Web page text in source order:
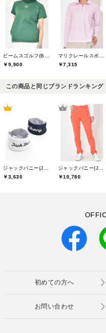
￥9,900
￥7,315
この商品と同じブランドランキング
ジャックバニー(Jack Bunny)
￥3,630
ジャックバニー(Jack Bunny)
￥10,780
初めての方へ
お問い合わせ